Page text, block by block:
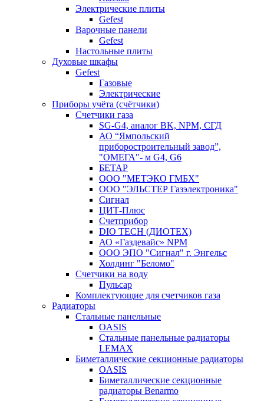
Электрические плиты
Gefest
Варочные панели
Gefest
Настольные плиты
Духовые шкафы
Gefest
Газовые
Электрические
Приборы учёта (счётчики)
Счетчики газа
SG-G4, аналог BK, NPM, СГД
АО “Ямпольский
приборостроительный завод”,
"ОМЕГА"- м G4, G6
БЕТАР
ООО "МЕТЭКО ГМБХ"
ООО "ЭЛЬСТЕР Газэлектроника"
Сигнал
ЦИТ-Плюс
Счетприбор
DIO TECH (ДИОТЕХ)
АО «Газдевайс» NPM
ООО ЭПО "Сигнал" г. Энгельс
Холдинг "Беломо"
Счетчики на воду
Пульсар
Комплектующие для счетчиков газа
Радиаторы
Стальные панельные
OASIS
Стальные панельные радиаторы
LEMAX
Биметаллические секционные радиаторы
OASIS
Биметаллические секционные
радиаторы Benarmo